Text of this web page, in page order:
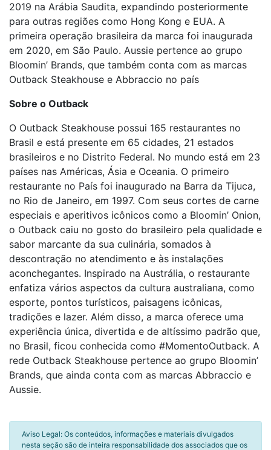
2019 na Arábia Saudita, expandindo posteriormente
para outras regiões como Hong Kong e EUA. A
primeira operação brasileira da marca foi inaugurada
em 2020, em São Paulo. Aussie pertence ao grupo
Bloomin’ Brands, que também conta com as marcas
Outback Steakhouse e Abbraccio no país
Sobre o Outback
O Outback Steakhouse possui 165 restaurantes no
Brasil e está presente em 65 cidades, 21 estados
brasileiros e no Distrito Federal. No mundo está em 23
países nas Américas, Ásia e Oceania. O primeiro
restaurante no País foi inaugurado na Barra da Tijuca,
no Rio de Janeiro, em 1997. Com seus cortes de carne
especiais e aperitivos icônicos como a Bloomin’ Onion,
o Outback caiu no gosto do brasileiro pela qualidade e
sabor marcante da sua culinária, somados à
descontração no atendimento e às instalações
aconchegantes. Inspirado na Austrália, o restaurante
enfatiza vários aspectos da cultura australiana, como
esporte, pontos turísticos, paisagens icônicas,
tradições e lazer. Além disso, a marca oferece uma
experiência única, divertida e de altíssimo padrão que,
no Brasil, ficou conhecida como #MomentoOutback. A
rede Outback Steakhouse pertence ao grupo Bloomin’
Brands, que ainda conta com as marcas Abbraccio e
Aussie.
Aviso Legal: Os conteúdos, informações e materiais divulgados
nesta seção são de inteira responsabilidade dos associados que os